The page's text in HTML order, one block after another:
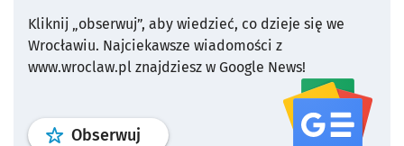
Kliknij „obserwuj”, aby wiedzieć, co dzieje się we
Wrocławiu. Najciekawsze wiadomości z
www.wroclaw.pl znajdziesz w Google News!
Obserwuj profil serwisu